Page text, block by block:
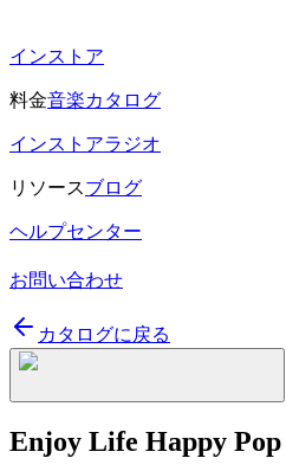
インストア
料金音楽カタログ
インストアラジオ
リソースブログ
ヘルプセンター
お問い合わせ
カタログに戻る
Enjoy Life Happy Pop